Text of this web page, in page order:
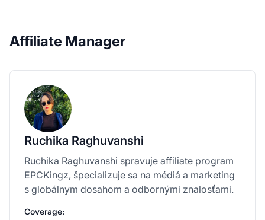
Affiliate Manager
Ruchika Raghuvanshi
Ruchika Raghuvanshi spravuje affiliate program
EPCKingz, špecializuje sa na médiá a marketing
s globálnym dosahom a odbornými znalosťami.
Coverage: